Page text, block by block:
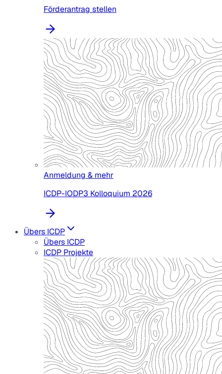
Förderantrag stellen
Anmeldung & mehr
ICDP-IODP3 Kolloquium 2026
Übers ICDP
Übers ICDP
ICDP Projekte